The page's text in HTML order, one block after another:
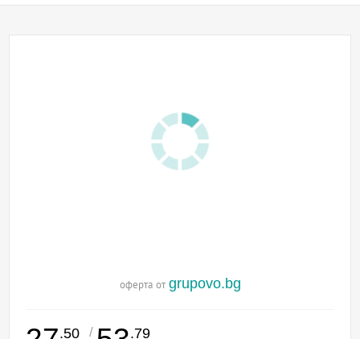
оферта от grupovo.bg
.50 / .79